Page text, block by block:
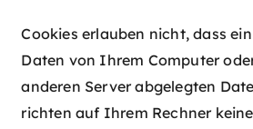
Cookies erlauben nicht, dass
Daten von Ihrem Computer
anderen Server abgelegten
richten auf Ihrem Rechner